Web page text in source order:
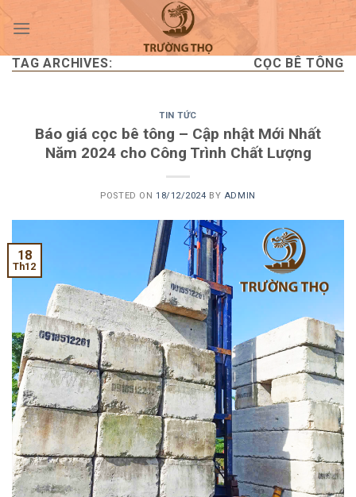
TAG ARCHIVES:
CỌC BÊ TÔNG
TIN TỨC
Báo giá cọc bê tông – Cập nhật Mới Nhất
Năm 2024 cho Công Trình Chất Lượng
POSTED ON 18/12/2024 BY ADMIN
18
Th12